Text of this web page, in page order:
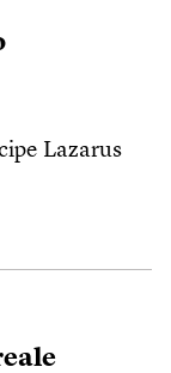
Lazarus